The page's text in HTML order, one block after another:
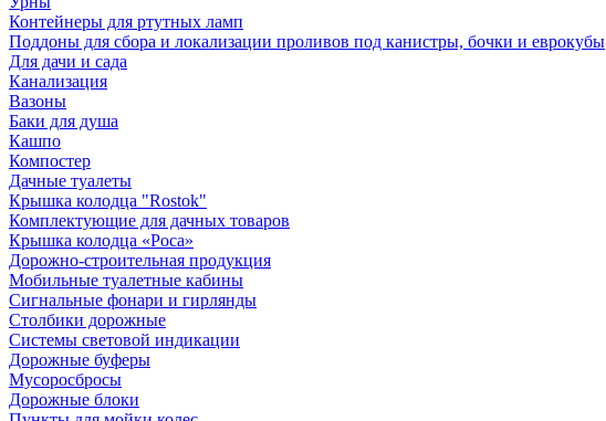
Контейнеры для ртутных ламп
Поддоны для сбора и локализации проливов под канистры, бочки и еврокубы
Для дачи и сада
Канализация
Вазоны
Баки для душа
Кашпо
Компостер
Дачные туалеты
Крышка колодца "Rostok"
Комплектующие для дачных товаров
Крышка колодца «Роса»
Дорожно-строительная продукция
Мобильные туалетные кабины
Сигнальные фонари и гирлянды
Столбики дорожные
Системы световой индикации
Дорожные буферы
Мусоросбросы
Дорожные блоки